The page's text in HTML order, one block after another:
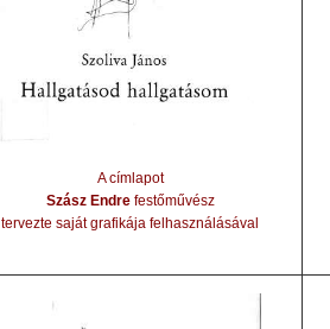
A címlapot
Szász Endrefestőművész
tervezte saját grafikája felhasználásával